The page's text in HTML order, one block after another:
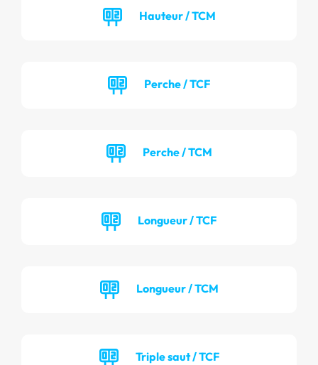
Hauteur / TCM
Perche / TCF
Perche / TCM
Longueur / TCF
Longueur / TCM
Triple saut / TCF